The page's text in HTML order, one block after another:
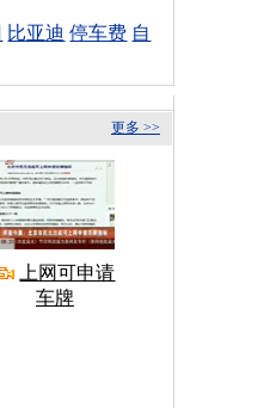
比亚迪 停车费 自
更多 >>
上网可申请
车牌